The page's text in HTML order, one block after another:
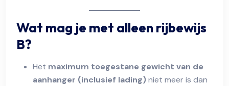
Wat mag je met alleen rijbewijs
B?
Het maximum toegestane gewicht van de
aanhanger (inclusief lading) niet meer is dan